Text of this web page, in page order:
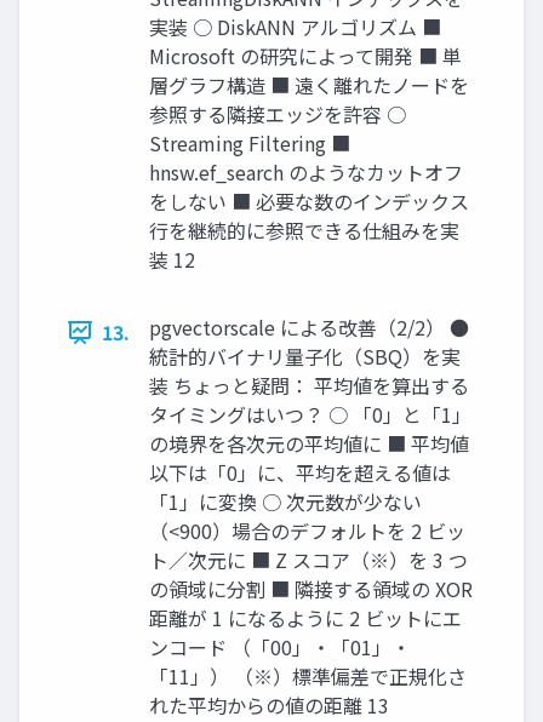
実装 ○ DiskANN アルゴリズム ■
Microsoft の研究によって開発 ■ 単
層グラフ構造 ■ 遠く離れたノードを
参照する隣接エッジを許容 ○
Streaming Filtering ■
hnsw.ef_search のようなカットオフ
をしない ■ 必要な数のインデックス
行を継続的に参照できる仕組みを実
装 12
13.
pgvectorscale による改善（2/2） ●
統計的バイナリ量子化（SBQ）を実
装 ちょっと疑問： 平均値を算出する
タイミングはいつ？ ○ 「0」と「1」
の境界を各次元の平均値に ■ 平均値
以下は「0」に、平均を超える値は
「1」に変換 ○ 次元数が少ない
（<900）場合のデフォルトを 2 ビッ
ト／次元に ■ Z スコア（※）を 3 つ
の領域に分割 ■ 隣接する領域の XOR
距離が 1 になるように 2 ビットにエ
ンコード （「00」・「01」・
「11」） （※）標準偏差で正規化さ
れた平均からの値の距離 13